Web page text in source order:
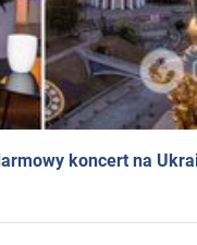
koncert na